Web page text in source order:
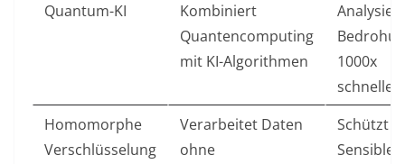
Quantum-KI
Kombiniert
Quantencomputing
mit KI-Algorithmen
Analysiert
1000x
schneller
Homomorphe
Verschlüsselung
Verarbeitet Daten
ohne
Schützt
Sensible